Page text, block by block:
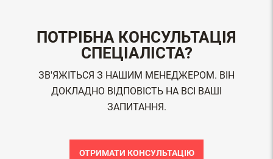
ПОТРІБНА КОНСУЛЬТАЦІЯ
СПЕЦІАЛІСТА?
ЗВ'ЯЖІТЬСЯ З НАШИМ МЕНЕДЖЕРОМ. ВІН
ДОКЛАДНО ВІДПОВІСТЬ НА ВСІ ВАШІ
ЗАПИТАННЯ.
ОТРИМАТИ КОНСУЛЬТАЦІЮ